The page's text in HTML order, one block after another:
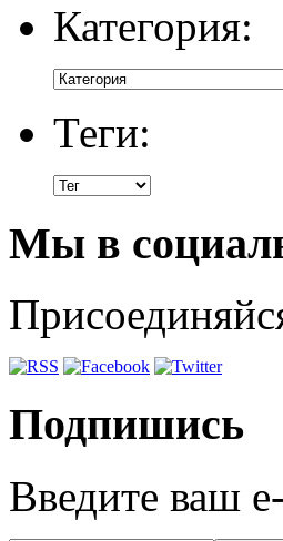
Категория:
Теги:
Мы в
Подпишись
Введите ваш